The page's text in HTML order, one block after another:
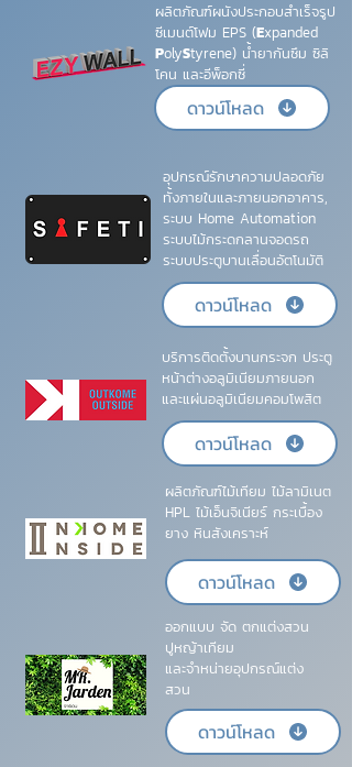
ผลิตภัณฑ์ผนังประกอบสำเร็จรูป
ซีเมนต์โฟม EPS (Expanded
PolyStyrene) น้ำยากันซึม ซิลิ
โคน และอีพ็อกซี่
ดาวน์โหลด
อุปกรณ์รักษาความปลอดภัย
ทั้งภายในและภายนอกอาคาร,
ระบบ Home Automation
ระบบไม้กระดกลานจอดรถ
ระบบประตูบานเลื่อนอัตโนมัติ
ดาวน์โหลด
บริการติดตั้งบานกระจก ประตู
หน้าต่างอลูมิเนียมภายนอก
และแผ่นอลูมิเนียมคอมโพสิต
ดาวน์โหลด
ผลิตภัณฑ์ไม้เทียม ไม้ลามิเนต
HPL ไม้เอ็นจิเนียร์ กระเบื้อง
ยาง หินสังเคราะห์
ดาวน์โหลด
ออกแบบ จัด ตกแต่งสวน
ปูหญ้าเทียม
และจำหน่ายอุปกรณ์แต่ง
สวน
ดาวน์โหลด